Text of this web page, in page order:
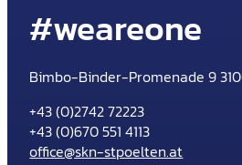
#weareone
Bimbo-Binder-Promenade 9
+43 (0)2742 72223
+43 (0)670 551 4113
office@skn-stpoelten.at